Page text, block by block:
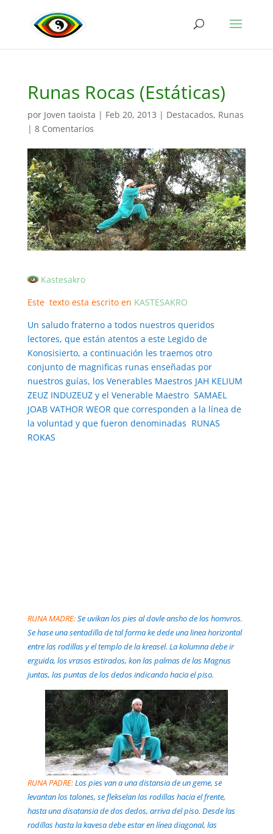
Runas Rocas (Estáticas)
por Joven taoista | Feb 20, 2013 | Destacados, Runas
| 8 Comentarios
Kastesakro
Este texto esta escrito en KASTESAKRO
Un saludo fraterno a todos nuestros queridos
lectores, que están atentos a este Legido de
Konosisierto, a continuación les traemos otro
conjunto de magnificas runas enseñadas por
nuestros guías, los Venerables Maestros JAH KELIUM
ZEUZ INDUZEUZ y el Venerable Maestro SAMAEL
JOAB VATHOR WEOR que corresponden a la línea de
la voluntad y que fueron denominadas RUNAS
ROKAS
RUNA MADRE:Se uvikan los pies al dovle ansho de los homvros.
Se hase una sentadilla de tal forma ke dede una linea horizontal
entre las rodillas y el templo de la kreasel. La kolumna debe ir
erguida, los vrasos estirados, kon las palmas de las Magnus
juntas, las puntas de los dedos indicando hacia el piso.
RUNA PADRE:Los pies van a una distansia de un geme, se
levantan los talones, se flekselan las rodillas hacia el frente,
hasta una disatansia de dos dedos, arriva del piso. Desde las
rodillas hasta la kavesa debe estar en línea diagonal, las